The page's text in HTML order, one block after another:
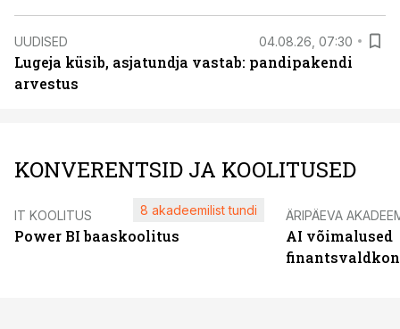
UUDISED 04.08.26, 07:30
Lugeja küsib, asjatundja vastab: pandipakendi
arvestus
KONVERENTSID JA KOOLITUSED
IT KOOLITUS
Power BI baaskoolitus
8 akadeemilist tundi ÄRIPÄEVA
AI võimalused